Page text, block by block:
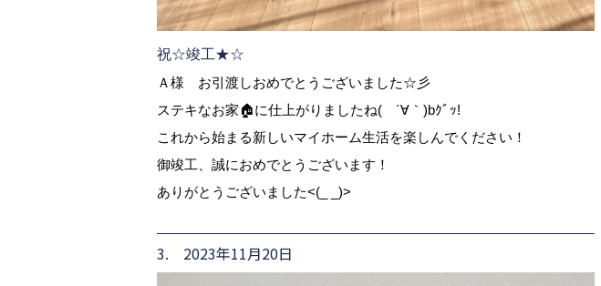
祝☆竣工★☆
Ａ様 お引渡しおめでとうございました☆彡
ステキなお家🏠に仕上がりましたね( ´∀｀)bｸﾞｯ!
これから始まる新しいマイホーム生活を楽しんでください！
御竣工、誠におめでとうございます！
ありがとうございました<(_ _)>
3. 2023年11月20日